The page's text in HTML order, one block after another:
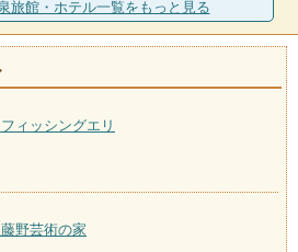
旅館・ホテル一覧をもっと見る
ィッシングエリ
野芸術の家